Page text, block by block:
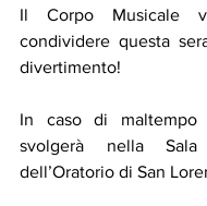
Il Corpo Musicale
condividere questa
divertimento!
In caso di
svolgerà nella Sala
dell’Oratorio di San